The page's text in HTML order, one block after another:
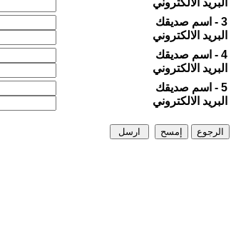
البريد الالكتروني
3 - اسم صديقك
البريد الالكتروني
4 - اسم صديقك
البريد الالكتروني
5 - اسم صديقك
البريد الالكتروني